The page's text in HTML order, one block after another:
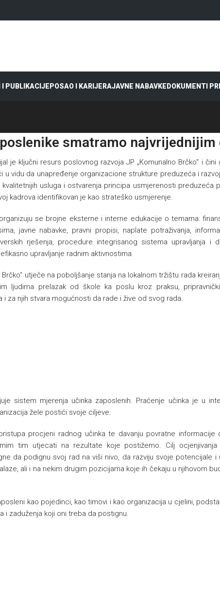
PUBLIKACIJEPOSAO I KARIJERAJAVNE NABAVKEDOKUMENTI
smatramo
je ključni resurs poslovnog razvoja JP „Komunalno Brčko“ i
u vidu da unapređenje organizacione strukture preduzeća i
kvalitetnijih usluga i ostvarenja principa usmjerenosti preduzeća
kadrova identifikovan je kao strateško usmjerenje.
se brojne eksterne i interne edukacije o temama:
javne nabavke, pravni propisi, naplate potraživanja,
rješenja, procedure integrisanog sistema upravljanja i
upravljanje radnim aktivnostima.
Brčko“ utječe na poboljšanje stanja na lokalnom tržištu rada
ljudima prelazak od škole ka poslu kroz praksu,
i za njih stvara mogućnosti da rade i žive od svog rada.
sistem mjerenja učinka zaposlenih. Praćenje učinka je u
žele postići svoje ciljeve.
procjeni radnog učinka te davanju povratne informacije
tim utjecati na rezultate koje postižemo. Cilj ocjenjivanja
da podignu svoj rad na viši nivo, da razviju svoje potencijale i
ali i na nekim drugim pozicijama koje ih čekaju u njihovom
kao pojedinci, kao timovi i kao organizacija u cjelini,
i zaduženja koji oni treba da postignu.